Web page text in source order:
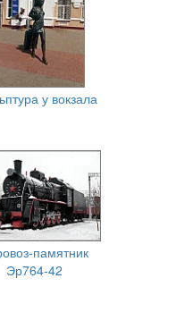
у вокзала
памятник
Эр764-42